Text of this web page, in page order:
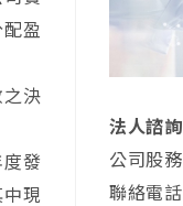
盈
之決
度發
現
法人諮
公司股
聯絡電